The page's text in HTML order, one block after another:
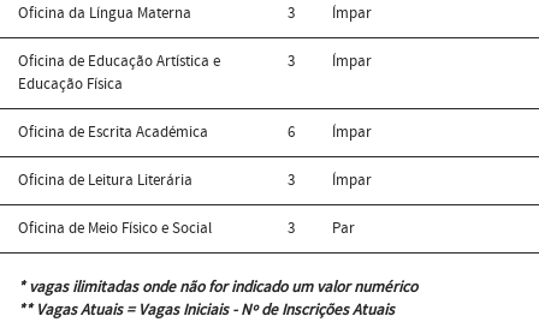
Oficina da Língua Materna 3 Ímpar
Oficina de Educação Artística e
Educação Física
3 Ímpar
Oficina de Escrita Académica 6 Ímpar
Oficina de Leitura Literária 3 Ímpar
Oficina de Meio Físico e Social 3 Par
* vagas ilimitadas onde não for indicado um valor numérico
** Vagas Atuais = Vagas Iniciais - Nº de Inscrições Atuais